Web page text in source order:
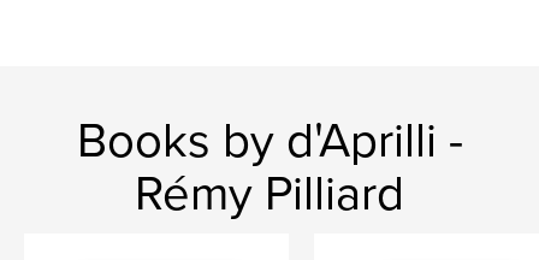
Books by d'Aprilli -
Rémy Pilliard